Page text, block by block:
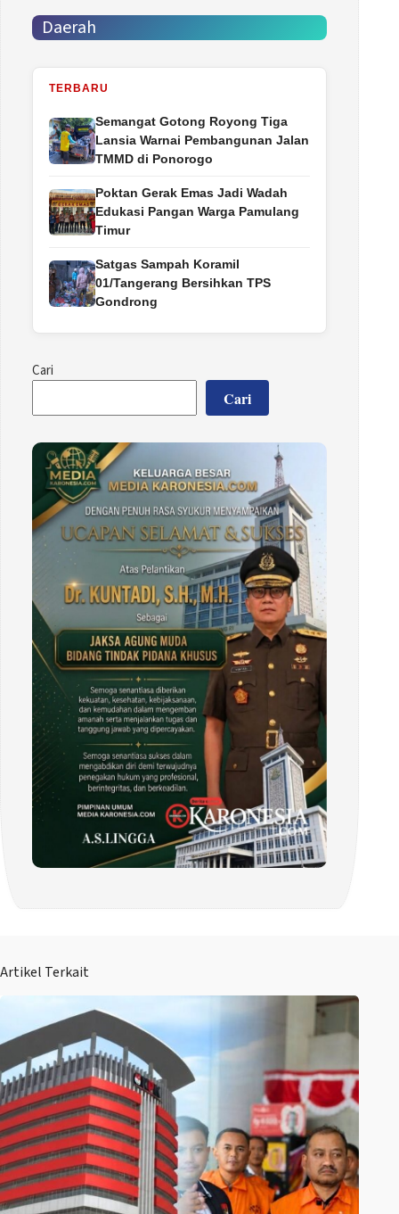
Daerah
TERBARU
Semangat Gotong Royong Tiga
Lansia Warnai Pembangunan Jalan
TMMD di Ponorogo
Poktan Gerak Emas Jadi Wadah
Edukasi Pangan Warga Pamulang
Timur
Satgas Sampah Koramil
01/Tangerang Bersihkan TPS
Gondrong
Cari
Cari
Artikel Terkait